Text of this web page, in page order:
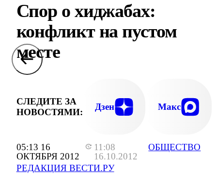
05:13 16
ОКТЯБРЯ 2012
11:08
16.10.2012
РЕДАКЦИЯ ВЕСТИ.РУ
ОБЩЕСТВО
Спор о хиджабах:
конфликт на пустом
месте
СЛЕДИТЕ ЗА
НОВОСТЯМИ:
Дзен Макс